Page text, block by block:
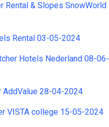
Rental & Slopes SnowWorld
Rental 03-05-2024
Hotels Nederland 08-06-
AddValue 28-04-2024
VISTA college 15-05-2024